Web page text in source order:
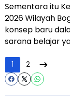
Sementara itu
2026 Wilayah
konsep baru
sarana belajar
1 2